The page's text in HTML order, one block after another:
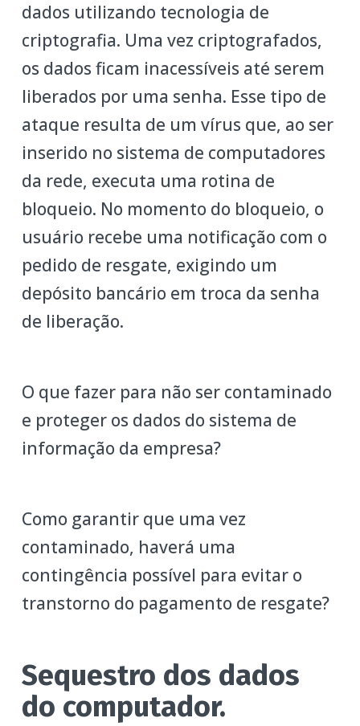
dados utilizando tecnologia de
criptografia. Uma vez criptografados,
os dados ficam inacessíveis até serem
liberados por uma senha. Esse tipo de
ataque resulta de um vírus que, ao ser
inserido no sistema de computadores
da rede, executa uma rotina de
bloqueio. No momento do bloqueio, o
usuário recebe uma notificação com o
pedido de resgate, exigindo um
depósito bancário em troca da senha
de liberação.
O que fazer para não ser contaminado
e proteger os dados do sistema de
informação da empresa?
Como garantir que uma vez
contaminado, haverá uma
contingência possível para evitar o
transtorno do pagamento de resgate?
Sequestro dos dados
do computador.